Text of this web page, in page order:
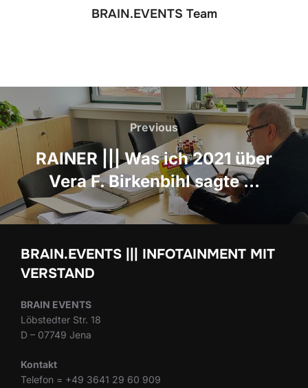
BRAIN.EVENTS Team
Beitrags-
Navigation
Previous
Previous
RAINER ||| Was ich 2021 über
Vera F. Birkenbihl sagte …
BRAIN.EVENTS ||| INFOTAINMENT MIT
VERSTAND
BRAIN EVENTS
Löbstedter Str. 18
D – 07749 Jena
Kontakt
Telefon = +49 3641 29 60 909